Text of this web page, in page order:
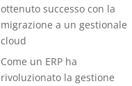
ottenuto successo con la
migrazione a un gestionale
cloud
Come un ERP ha
rivoluzionato la gestione